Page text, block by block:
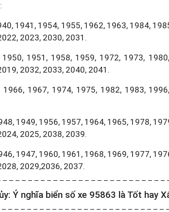
1941, 1954, 1955, 1962, 1963, 1984,
2023, 2030, 2031.
1951, 1958, 1959, 1972, 1973,
2032, 2033, 2040, 2041.
1967, 1974, 1975, 1982, 1983,
1949, 1956, 1957, 1964, 1965, 1978,
2025, 2038, 2039.
1947, 1960, 1961, 1968, 1969, 1977,
2029,2036, 2037.
Ý nghĩa biển số xe 95863 là Tốt hay